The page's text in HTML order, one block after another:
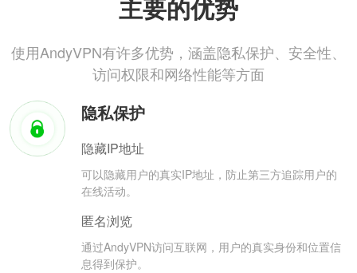
主要的优势
使用AndyVPN有许多优势，涵盖隐私保护、安全性、
访问权限和网络性能等方面
隐私保护
隐藏IP地址
可以隐藏用户的真实IP地址，防止第三方追踪用户的
在线活动。
匿名浏览
通过AndyVPN访问互联网，用户的真实身份和位置信
息得到保护。